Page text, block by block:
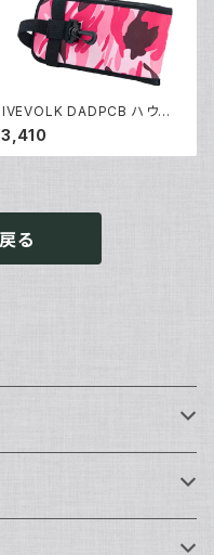
DADPCB ハウジ
グ専用ケース [70180/7018
る